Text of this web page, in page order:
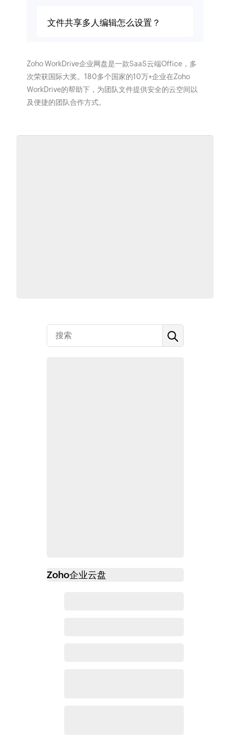
文件共享多人编辑怎么设置？
Zoho WorkDrive企业网盘是一款SaaS云端Office，多
次荣获国际大奖。180多个国家的10万+企业在Zoho
WorkDrive的帮助下，为团队文件提供安全的云空间以
及便捷的团队合作方式。
Zoho企业云盘